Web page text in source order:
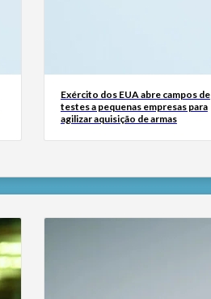
Exército dos EUA abre campos de
testes a pequenas empresas para
agilizar aquisição de armas